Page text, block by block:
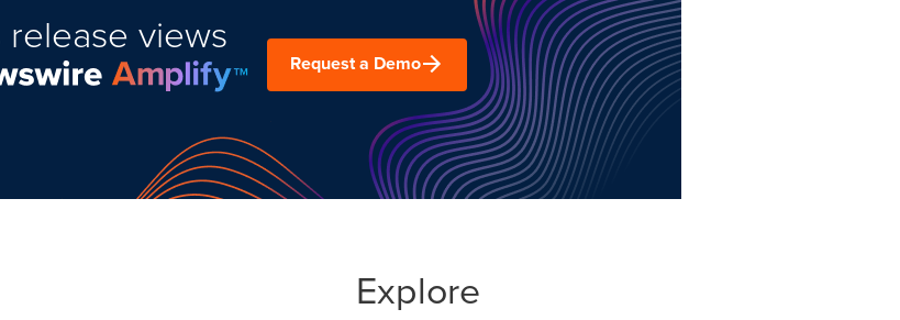
views
Request a Demo
Explore